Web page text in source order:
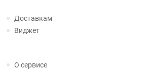
Доставкам
Виджет
О сервисе